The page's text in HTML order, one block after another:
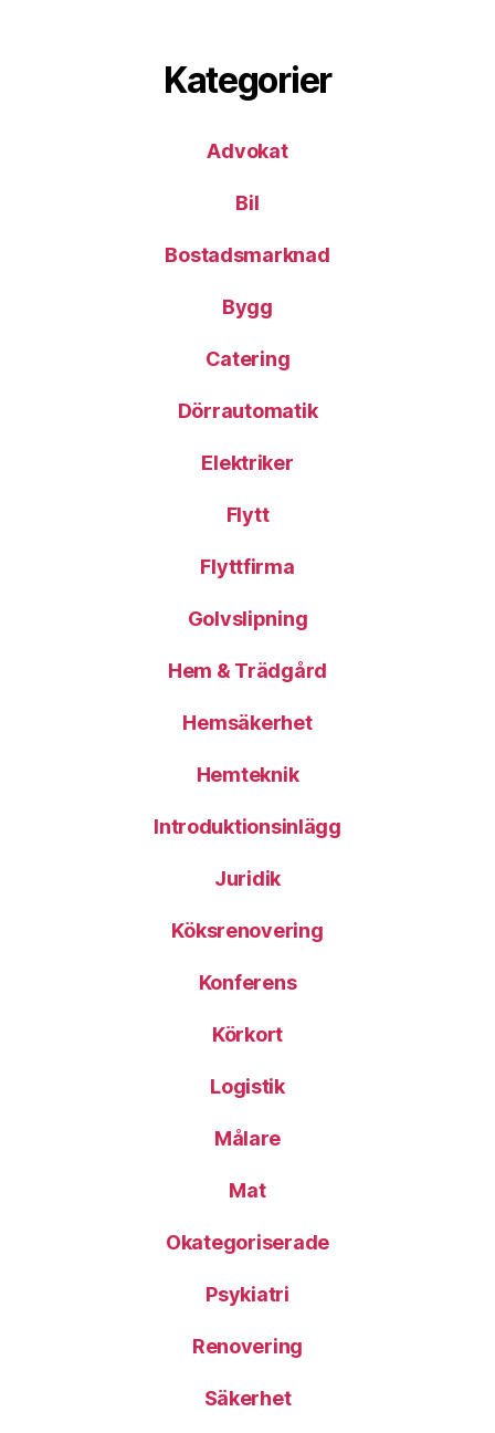
Kategorier
Advokat
Bil
Bostadsmarknad
Bygg
Catering
Dörrautomatik
Elektriker
Flytt
Flyttfirma
Golvslipning
Hem & Trädgård
Hemsäkerhet
Hemteknik
Introduktionsinlägg
Juridik
Köksrenovering
Konferens
Körkort
Logistik
Målare
Mat
Okategoriserade
Psykiatri
Renovering
Säkerhet